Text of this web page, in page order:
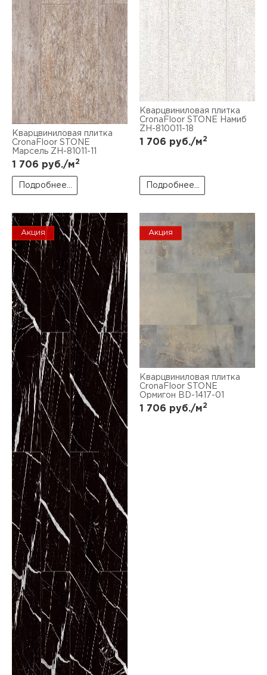
Кварцвиниловая плитка
CronaFloor STONE
Марсель ZH-81011-11
1 706 руб./м2
Подробнее...
Кварцвиниловая плитка
CronaFloor STONE Намиб
ZH-810011-18
1 706 руб./м2
Подробнее...
Акция Акция
Кварцвиниловая плитка
CronaFloor STONE
Ормигон BD-1417-01
1 706 руб./м2